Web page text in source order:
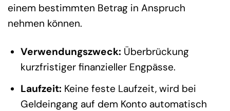
einem bestimmten Betrag in Anspruch
nehmen können.
Verwendungszweck: Überbrückung
kurzfristiger finanzieller Engpässe.
Laufzeit: Keine feste Laufzeit, wird bei
Geldeingang auf dem Konto automatisch